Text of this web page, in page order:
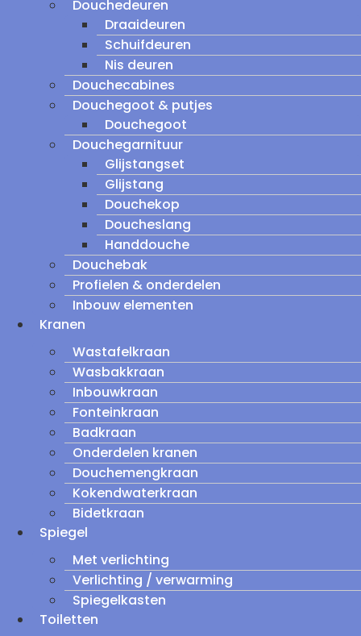
Douchedeuren
Draaideuren
Schuifdeuren
Nis deuren
Douchecabines
Douchegoot & putjes
Douchegoot
Douchegarnituur
Glijstangset
Glijstang
Douchekop
Doucheslang
Handdouche
Douchebak
Profielen & onderdelen
Inbouw elementen
Kranen
Wastafelkraan
Wasbakkraan
Inbouwkraan
Fonteinkraan
Badkraan
Onderdelen kranen
Douchemengkraan
Kokendwaterkraan
Bidetkraan
Spiegel
Met verlichting
Verlichting / verwarming
Spiegelkasten
Toiletten